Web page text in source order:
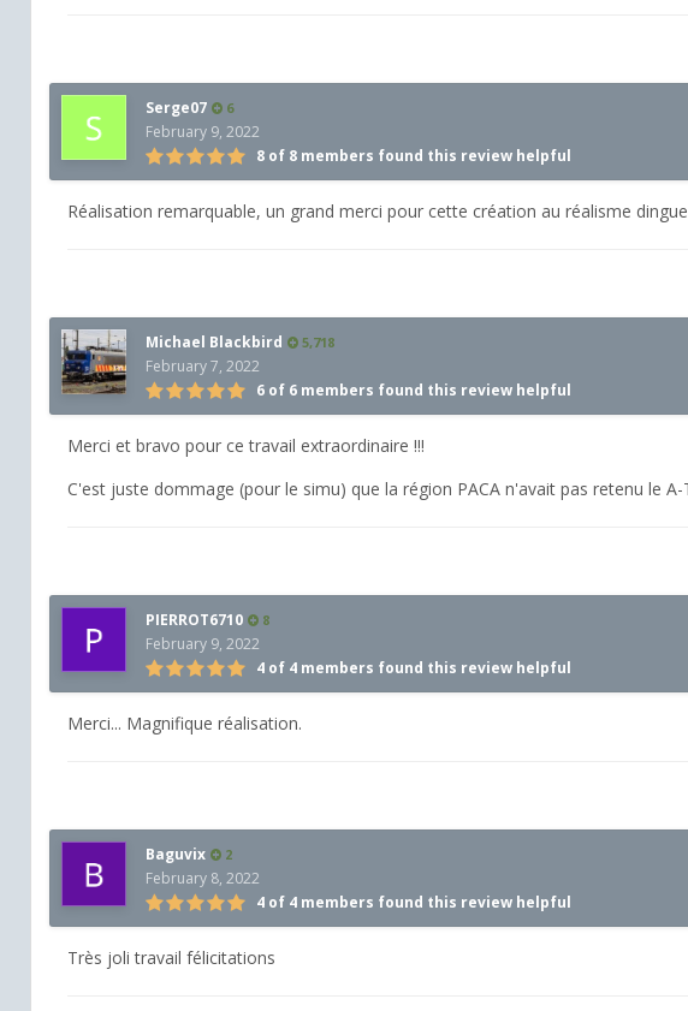
Serge07 6
February 9, 2022
8 of 8 members found this review helpful
Réalisation remarquable, un grand merci pour cette création au réalisme
Michael Blackbird 5,718
February 7, 2022
6 of 6 members found this review helpful
Merci et bravo pour ce travail extraordinaire !!!
C'est juste dommage (pour le simu) que la région PACA n'avait pas retenu le
PIERROT6710 8
February 9, 2022
4 of 4 members found this review helpful
Merci... Magnifique réalisation.
Baguvix 2
February 8, 2022
4 of 4 members found this review helpful
Très joli travail félicitations